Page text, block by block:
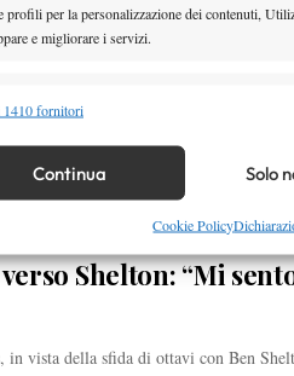
profili per la personalizzazione dei contenuti,
e migliorare i servizi.
i dispositivi in base alle informazioni
la sicurezza, prevenire e rilevare
e presentare pubblicità e
sulla privacy.
1410 fornitori
Continua Solo
Cookie Policy
Shelton: “Mi
in vista della sfida di ottavi con Ben